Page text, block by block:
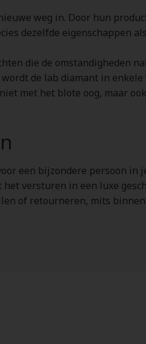
weg in. Door hun
dezelfde eigenschappen
die de omstandigheden
de lab diamant in enkele
met het blote oog, maar
een bijzondere persoon in
versturen in een luxe
of retourneren, mits binnen